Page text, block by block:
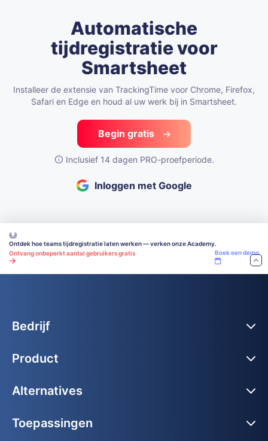
Automatische
tijdregistratie voor
Smartsheet
Installeer de extensie van TrackingTime voor Chrome, Firefox,
Safari en Edge en houd al uw werk bij in Smartsheet.
Begin gratis
Inclusief 14 dagen PRO-proefperiode.
Inloggen met Google
Ontdek hoe teams tijdregistratie laten werken — verken onze Academy.
Ontvang onbeperkt aantal gebruikers gratis
Boek een demo
Bedrijf
Product
Alternatives
Toepassingen